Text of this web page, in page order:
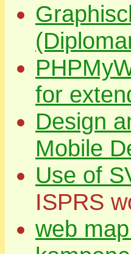
for
Design
Mobile
Use of
ISPRS
web